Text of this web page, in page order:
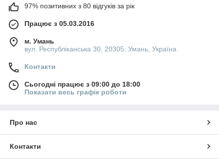
97% позитивних з 80 відгуків за рік
Працює з 05.03.2016
м. Умань
вул. Республіканська 30, 20305, Умань, Україна
Контакти
Сьогодні працює з 09:00 до 18:00
Показати весь графік роботи
Про нас
Контакти